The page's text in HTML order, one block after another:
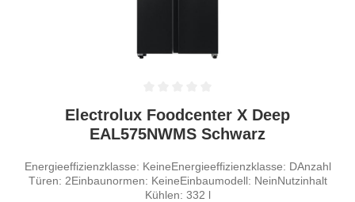
Durchschnittliche Bewertung von 0 von 5 Sternen
Electrolux Foodcenter X Deep
EAL575NWMS Schwarz
Energieeffizienzklasse: KeineEnergieeffizienzklasse: DAnzahl
Türen: 2Einbaunormen: KeineEinbaumodell: NeinNutzinhalt
Kühlen: 332 l